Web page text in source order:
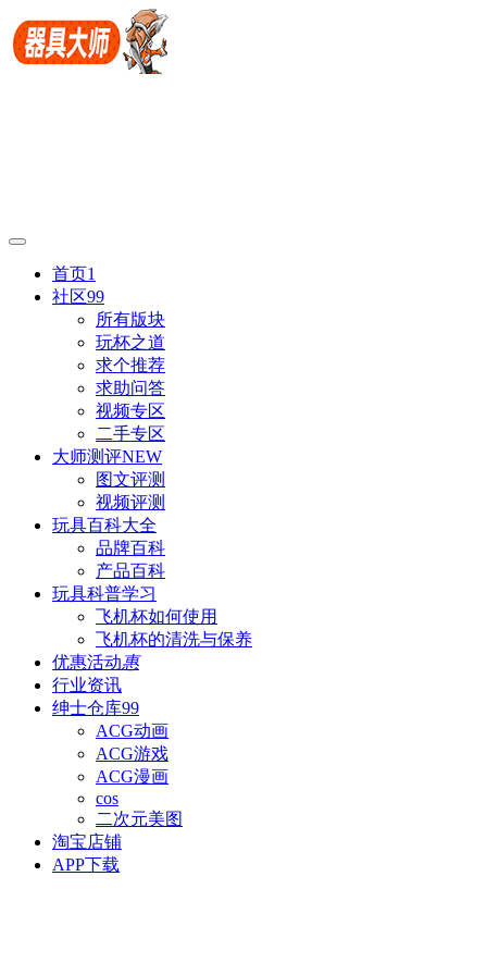
首页1
社区99
所有版块
玩杯之道
求个推荐
求助问答
视频专区
二手专区
大师测评NEW
图文评测
视频评测
玩具百科大全
品牌百科
产品百科
玩具科普学习
飞机杯如何使用
飞机杯的清洗与保养
优惠活动惠
行业资讯
绅士仓库99
ACG动画
ACG游戏
ACG漫画
cos
二次元美图
淘宝店铺
APP下载